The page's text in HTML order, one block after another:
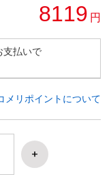
8119 円
支払いで
メリポイントについて